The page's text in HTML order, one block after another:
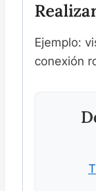
Ejemplo:
conexión